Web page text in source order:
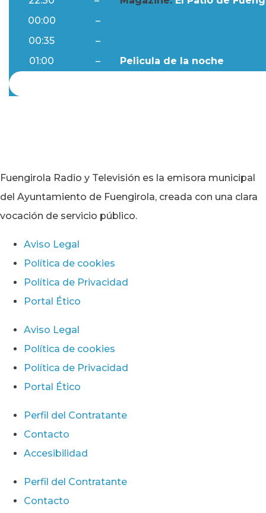
00:00
–
00:35
–
01:00
– Pelicula de la noche
Fuengirola Radio y Televisión es la emisora municipal
del Ayuntamiento de Fuengirola, creada con una clara
vocación de servicio público.
Aviso Legal
Política de cookies
Política de Privacidad
Portal Ético
Aviso Legal
Política de cookies
Política de Privacidad
Portal Ético
Perfil del Contratante
Contacto
Accesibilidad
Perfil del Contratante
Contacto